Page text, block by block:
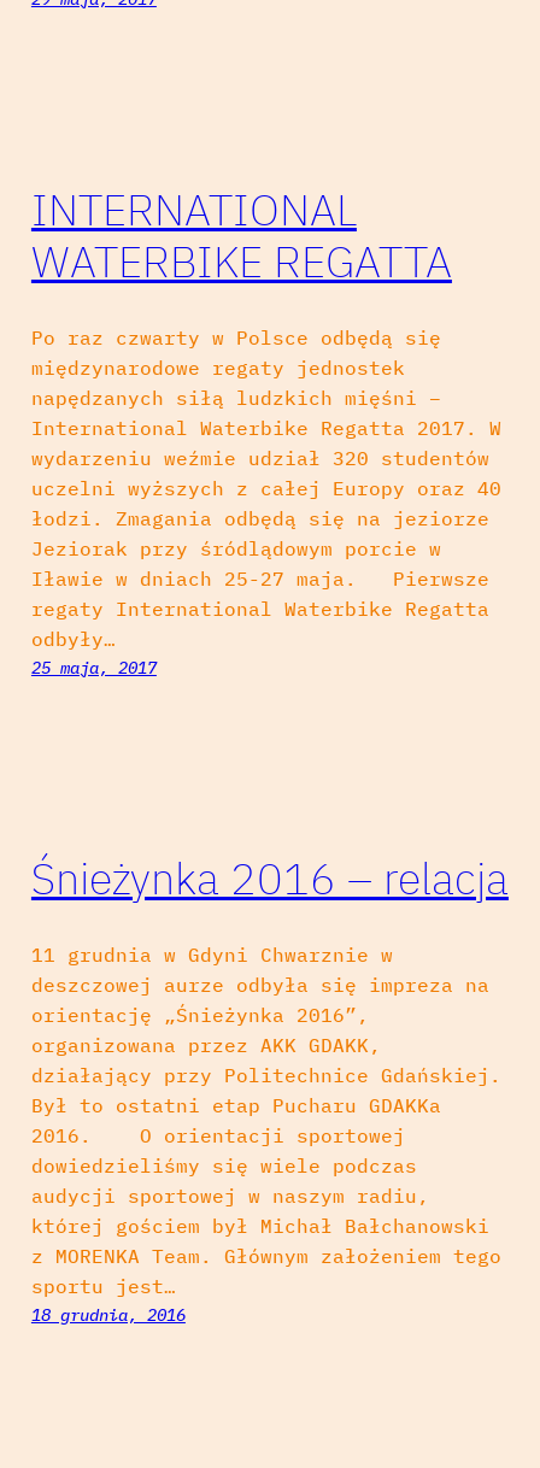
INTERNATIONAL
WATERBIKE REGATTA
Po raz czwarty w Polsce odbędą się
międzynarodowe regaty jednostek
napędzanych siłą ludzkich mięśni –
International Waterbike Regatta 2017. W
wydarzeniu weźmie udział 320 studentów
uczelni wyższych z całej Europy oraz 40
łodzi. Zmagania odbędą się na jeziorze
Jeziorak przy śródlądowym porcie w
Iławie w dniach 25-27 maja. Pierwsze
regaty International Waterbike Regatta
odbyły…
25 maja, 2017
Śnieżynka 2016 – relacja
11 grudnia w Gdyni Chwarznie w
deszczowej aurze odbyła się impreza na
orientację „Śnieżynka 2016”,
organizowana przez AKK GDAKK,
działający przy Politechnice Gdańskiej.
Był to ostatni etap Pucharu GDAKKa
2016. O orientacji sportowej
dowiedzieliśmy się wiele podczas
audycji sportowej w naszym radiu,
której gościem był Michał Bałchanowski
z MORENKA Team. Głównym założeniem tego
sportu jest…
18 grudnia, 2016